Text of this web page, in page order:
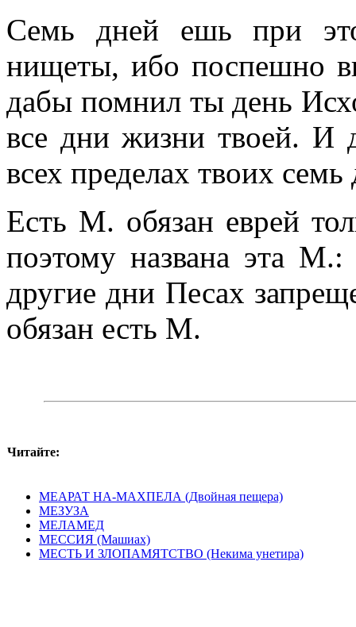
Семь дней ешь при
нищеты, ибо поспешно
дабы помнил ты день
все дни жизни твоей. И
всех пределах твоих
Есть М. обязан еврей
поэтому названа эта
другие дни Песах
обязан есть М.
Читайте:
МЕАРАТ HА-МАХПЕЛА (Двойная пещера)
МЕЗУЗА
МЕЛАМЕД
МЕССИЯ (Машиах)
МЕСТЬ И ЗЛОПАМЯТСТВО (Некима унетира)